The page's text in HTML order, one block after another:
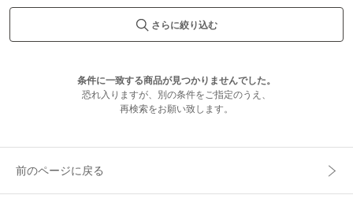
さらに絞り込む
条件に一致する商品が見つかりませんでした。
恐れ入りますが、別の条件をご指定のうえ、
再検索をお願い致します。
前のページに戻る